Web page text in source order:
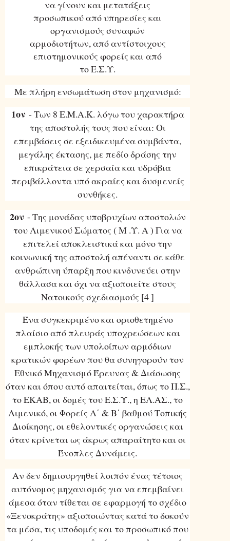
να γίνουν και μετατάξεις
προσωπικού από υπηρεσίες και
οργανισμούς συναφών
αρμοδιοτήτων, από αντίστοιχους
επιστημονικούς φορείς και από
το Ε.Σ.Υ.
Με πλήρη ενσωμάτωση στον μηχανισμό:
1ον - Των 8 Ε.Μ.Α.Κ. λόγω του χαρακτήρα
της αποστολής τους που είναι: Οι
επεμβάσεις σε εξειδικευμένα συμβάντα,
μεγάλης έκτασης, με πεδίο δράσης την
επικράτεια σε χερσαία και υδρόβια
περιβάλλοντα υπό ακραίες και δυσμενείς
συνθήκες.
2ον - Της μονάδας υποβρυχίων αποστολών
του Λιμενικού Σώματος ( Μ .Υ. Α ) Για να
επιτελεί αποκλειστικά και μόνο την
κοινωνική της αποστολή απέναντι σε κάθε
ανθρώπινη ύπαρξη που κινδυνεύει στην
θάλλασα και όχι να αξιοποιείτε στους
Νατοικούς σχεδιασμούς [4 ]
Ένα συγκεκριμένο και οριοθετημένο
πλαίσιο από πλευράς υποχρεώσεων και
εμπλοκής των υπολοίπων αρμόδιων
κρατικών φορέων που θα συνηγορούν τον
Εθνικό Μηχανισμό Έρευνας & Διάσωσης
όταν και όπου αυτό απαιτείται, όπως το Π.Σ.,
το ΕΚΑΒ, οι δομές του Ε.Σ.Υ., η ΕΛ.ΑΣ., το
Λιμενικό, οι Φορείς Α΄ & Β΄ βαθμού Τοπικής
Διοίκησης, οι εθελοντικές οργανώσεις και
όταν κρίνεται ως άκρως απαραίτητο και οι
Ένοπλες Δυνάμεις.
Αν δεν δημιουργηθεί λοιπόν ένας τέτοιος
αυτόνομος μηχανισμός για να επεμβαίνει
άμεσα όταν τίθεται σε εφαρμογή το σχέδιο
«Ξενοκράτης» αξιοποιώντας κατά το δοκούν
τα μέσα, τις υποδομές και το προσωπικό που